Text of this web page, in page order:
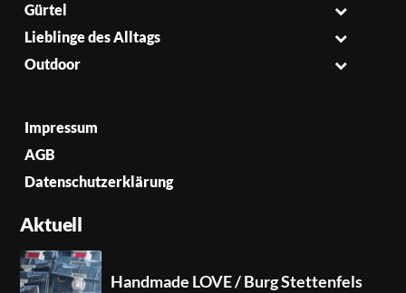
Gürtel
Lieblinge des Alltags
Outdoor
Impressum
AGB
Datenschutzerklärung
Aktuell
Handmade LOVE / Burg Stettenfels